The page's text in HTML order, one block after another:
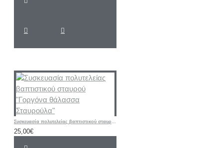
Συσκευασία πολυτελείας βαπτιστικού σταυρού "Γοργόνα θάλασσα Σταυρούλα"
25,00€